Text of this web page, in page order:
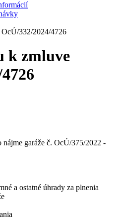
332/2024/4726
k zmluve
garáže č. OcÚ/375/2022 -
a ostatné úhrady za plnenia